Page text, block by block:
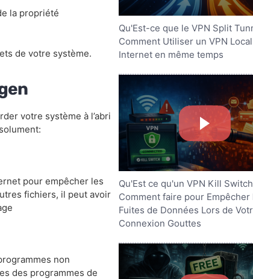
la propriété
de votre système.
votre système à l’abri
pour empêcher les
fichiers, il peut avoir
non
des programmes de
Qu'Est-ce que le VPN Split
Comment Utiliser un VPN
Internet en même temps
Qu'Est ce qu'un VPN Kill
Comment faire pour Empêcher
Fuites de Données Lors de
Connexion Gouttes